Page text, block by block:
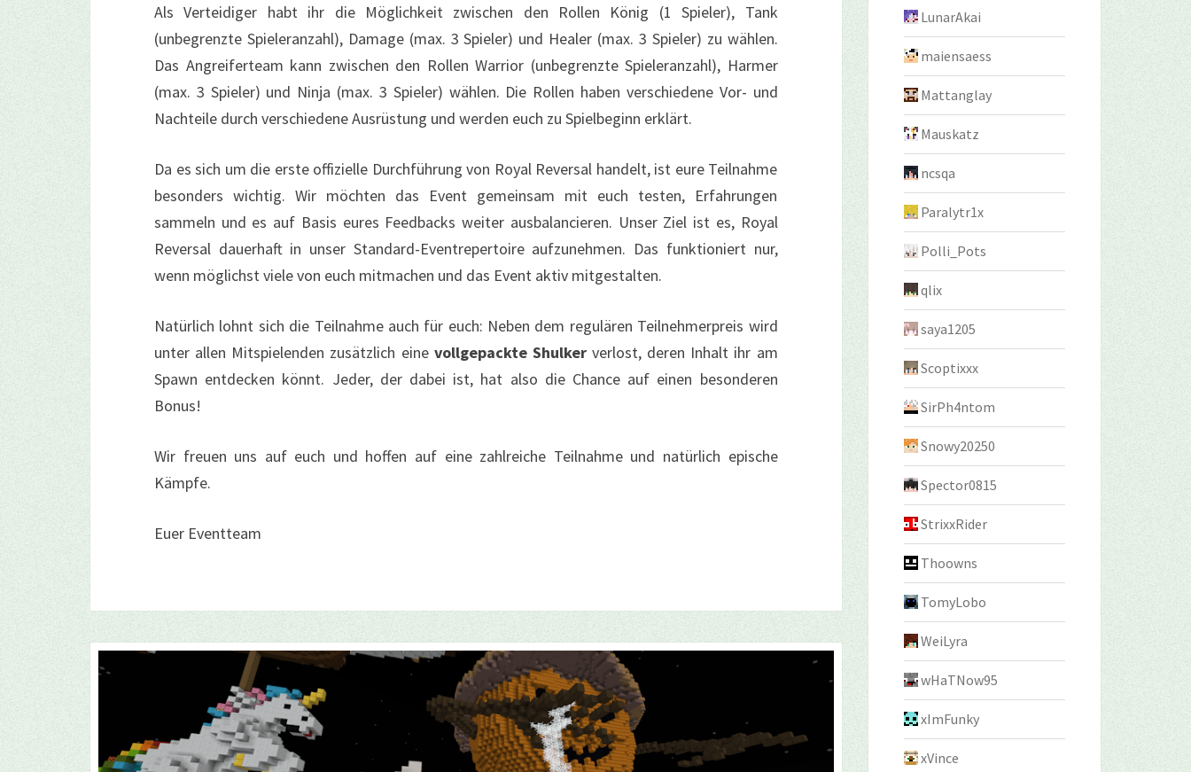
Als Verteidiger habt ihr die Möglichkeit zwischen den Rollen König (1 Spieler), Tank
(unbegrenzte Spieleranzahl), Damage (max. 3 Spieler) und Healer (max. 3 Spieler) zu wählen.
Das Angreiferteam kann zwischen den Rollen Warrior (unbegrenzte Spieleranzahl), Harmer
(max. 3 Spieler) und Ninja (max. 3 Spieler) wählen. Die Rollen haben verschiedene Vor- und
Nachteile durch verschiedene Ausrüstung und werden euch zu Spielbeginn erklärt.
Da es sich um die erste offizielle Durchführung von Royal Reversal handelt, ist eure Teilnahme
besonders wichtig. Wir möchten das Event gemeinsam mit euch testen, Erfahrungen
sammeln und es auf Basis eures Feedbacks weiter ausbalancieren. Unser Ziel ist es, Royal
Reversal dauerhaft in unser Standard-Eventrepertoire aufzunehmen. Das funktioniert nur,
wenn möglichst viele von euch mitmachen und das Event aktiv mitgestalten.
Natürlich lohnt sich die Teilnahme auch für euch: Neben dem regulären Teilnehmerpreis wird
unter allen Mitspielenden zusätzlich eine vollgepackte Shulkerverlost, deren Inhalt ihr am
Spawn entdecken könnt. Jeder, der dabei ist, hat also die Chance auf einen besonderen
Bonus!
Wir freuen uns auf euch und hoffen auf eine zahlreiche Teilnahme und natürlich epische
Kämpfe.
Euer Eventteam
LunarAkai
maiensaess
Mattanglay
Mauskatz
ncsqa
Paralytr1x
Polli_Pots
qlix
saya1205
Scoptixxx
SirPh4ntom
Snowy20250
Spector0815
StrixxRider
Thoowns
TomyLobo
WeiLyra
wHaTNow95
xImFunky
xVince